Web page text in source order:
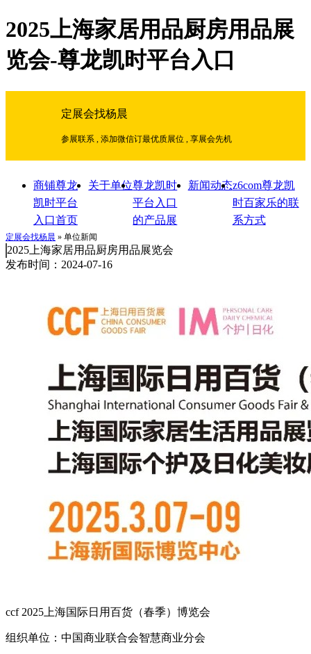
2025上海家居用品厨房用品展
览会-尊龙凯时平台入口
定展会找杨晨
参展联系 , 添加微信订最优质展位 , 享展会先机
商铺尊龙
凯时平台
入口首页
关于单位尊龙凯时
平台入口
的产品展
新闻动态z6com尊龙凯
时百家乐的联
系方式
定展会找杨晨 » 单位新闻
2025上海家居用品厨房用品展览会
发布时间：2024-07-16
ccf 2025上海国际日用百货（春季）博览会
组织单位：中国商业联合会智慧商业分会